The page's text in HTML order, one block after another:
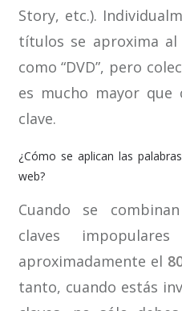
Story, etc.).
títulos se aproxima
como “DVD”, pero
es mucho mayor que
clave.
¿Cómo se aplican las
web?
Cuando se
claves
aproximadamente el
tanto, cuando estás